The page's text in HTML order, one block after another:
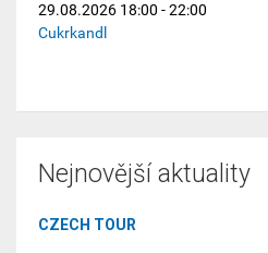
29.08.2026 18:00 - 22:00
Cukrkandl
Nejnovější aktuality
CZECH TOUR